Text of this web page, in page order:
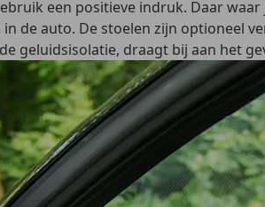
een positieve indruk. Daar
de auto. De stoelen zijn optioneel
geluidsisolatie, draagt bij aan het